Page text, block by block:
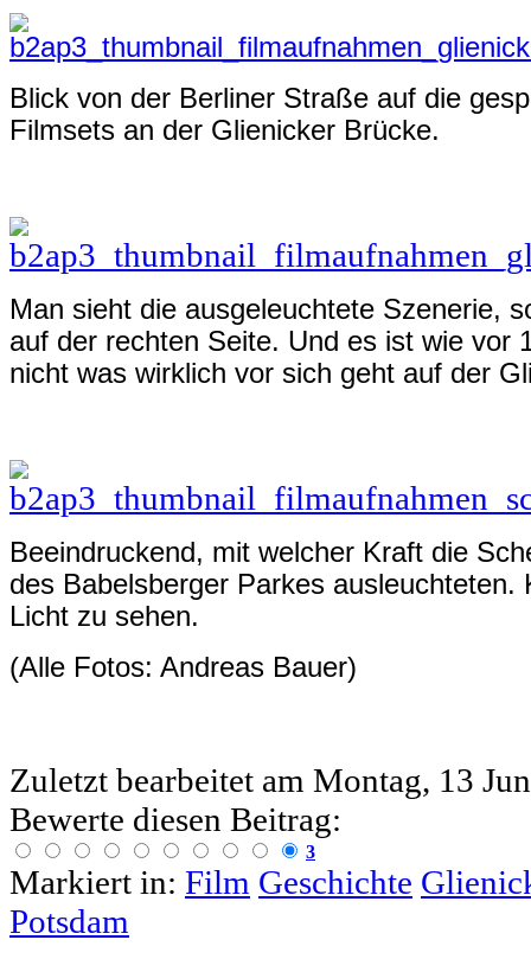
Blick von der Berliner Straße auf die
Filmsets an der Glienicker Brücke.
Man sieht die ausgeleuchtete Szenerie,
auf der rechten Seite. Und es ist wie vor
nicht was wirklich vor sich geht auf der
Beeindruckend, mit welcher Kraft die
des Babelsberger Parkes ausleuchteten.
Licht zu sehen.
(Alle Fotos: Andreas Bauer)
Zuletzt bearbeitet am Montag, 13
Bewerte diesen Beitrag:
3
Markiert in: Film Geschichte
Potsdam